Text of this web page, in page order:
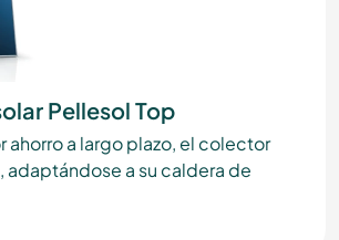
Pellesol Top
ahorro a largo plazo, el colector
adaptándose a su caldera de